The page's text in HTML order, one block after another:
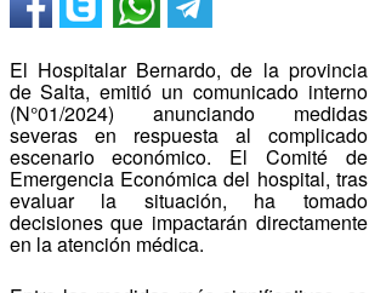
El Hospitalar Bernardo, de la provincia
de Salta, emitió un comunicado interno
(N°01/2024) anunciando medidas
severas en respuesta al complicado
escenario económico. El Comité de
Emergencia Económica del hospital, tras
evaluar la situación, ha tomado
decisiones que impactarán directamente
en la atención médica.